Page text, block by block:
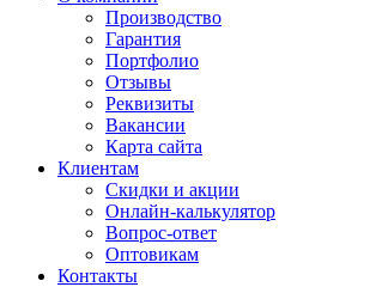
Производство
Гарантия
Портфолио
Отзывы
Реквизиты
Вакансии
Карта сайта
Клиентам
Скидки и акции
Онлайн-калькулятор
Вопрос-ответ
Оптовикам
Контакты